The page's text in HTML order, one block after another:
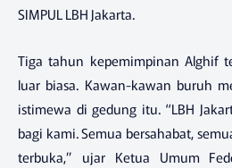
SIMPUL LBH Jakarta.
Tiga tahun kepemimpinan Alghif
luar biasa. Kawan-kawan buruh
istimewa di gedung itu. “LBH
bagi kami. Semua bersahabat,
terbuka,” ujar Ketua Umum